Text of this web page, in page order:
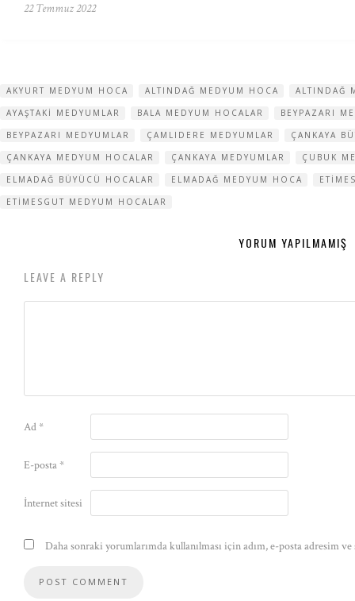
22 Temmuz 2022
AKYURT MEDYUM HOCA ALTINDAĞ MEDYUM HOCA
ALTINDAĞ
AYAŞTAKI MEDYUMLAR
BALA MEDYUM HOCALAR
BEYPAZARI
BEYPAZARI MEDYUMLAR
ÇAMLIDERE MEDYUMLAR
ÇANKAYA
ÇANKAYA MEDYUM HOCALAR
ÇANKAYA MEDYUMLAR
ÇUBUK
ELMADAĞ BÜYÜCÜ HOCALAR
ELMADAĞ MEDYUM HOCA
ETIMESGUT MEDYUM HOCALAR
YORUM YAPILMAMIŞ
LEAVE A REPLY
Ad*
E-posta*
İnternet sitesi
Daha sonraki yorumlarımda kullanılması için adım, e-posta adresim